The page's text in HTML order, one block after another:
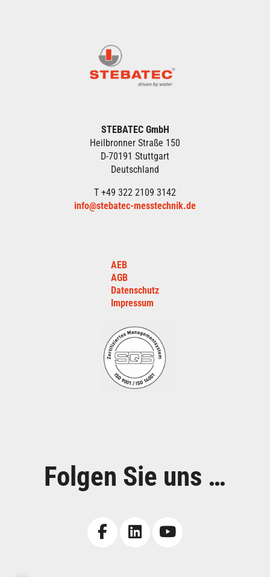
STEBATEC GmbH
Heilbronner Straße 150
D-70191 Stuttgart
Deutschland
T +49 322 2109 3142
info@stebatec-messtechnik.de
AEB
AGB
Datenschutz
Impressum
Folgen Sie uns …